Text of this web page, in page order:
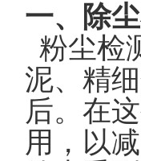
一、除
粉尘检
泥、精
后。在
用，以